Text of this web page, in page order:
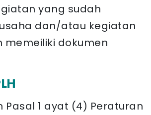
yang sudah
dan/atau kegiatan
memeiliki dokumen
Pasal 1 ayat (4) Peraturan